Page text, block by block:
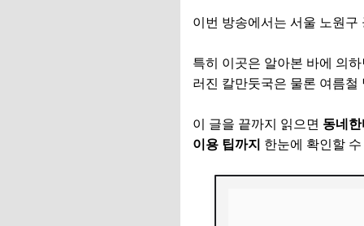
이번 방송에서는 서울 노원
특히 이곳은 알아본 바에 의
러진 칼만둣국은 물론 여름
이 글을 끝까지 읽으면 동네
이용 팁까지 한눈에 확인할